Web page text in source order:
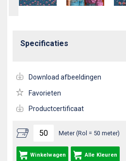
Meter (Rol = 50 meter)
Winkelwagen Alle Kleuren
Specificaties
Download afbeeldingen
Favorieten
Productcertificaat